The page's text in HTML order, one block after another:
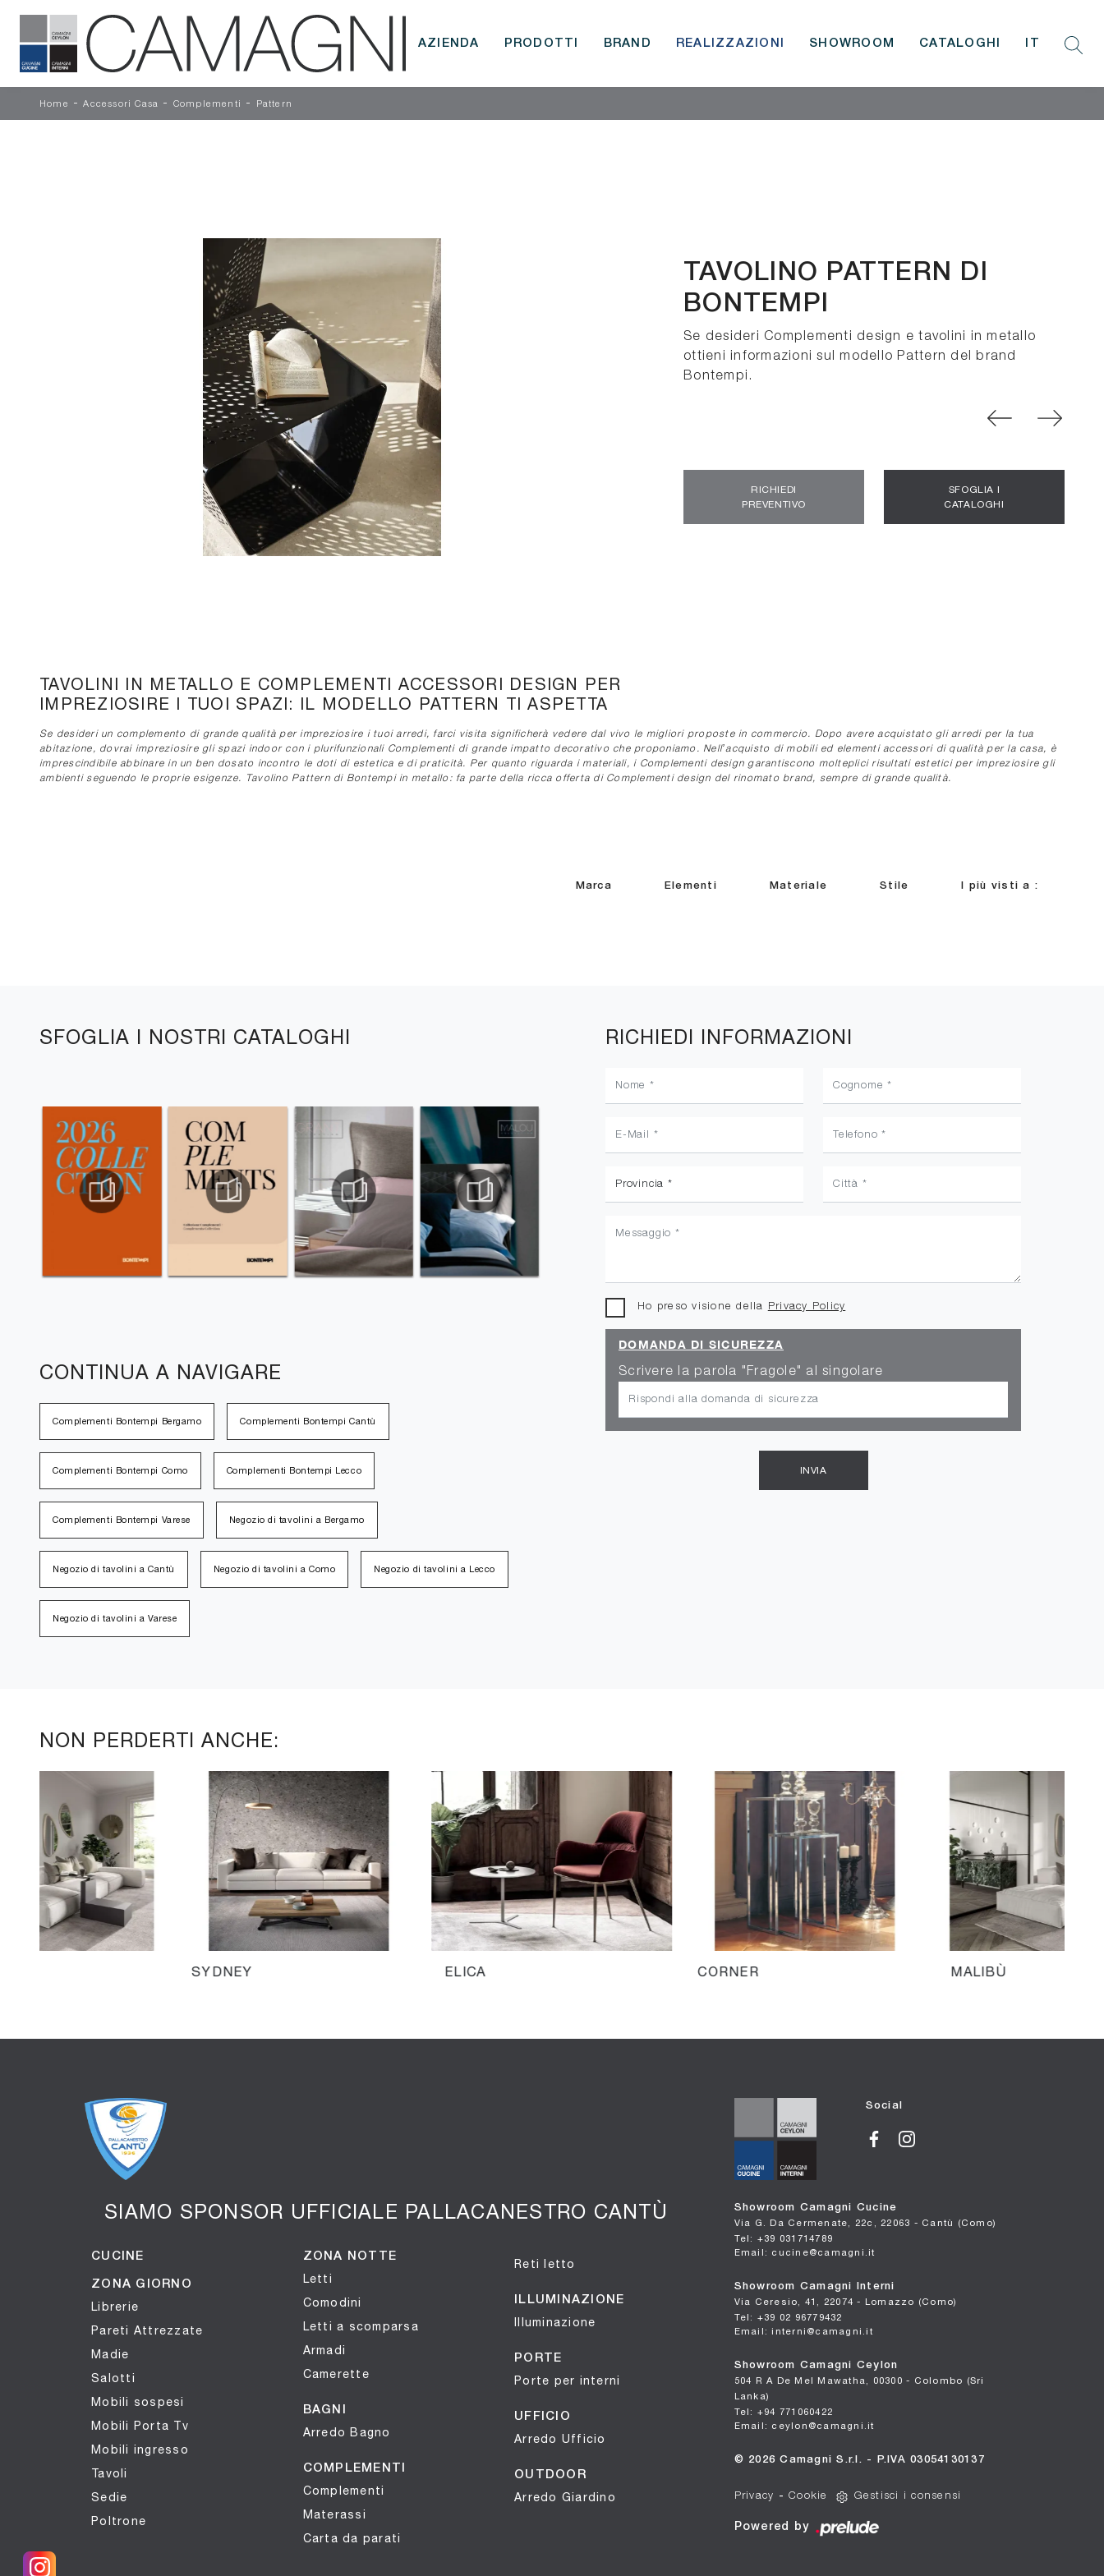
AZIENDA PRODOTTI BRAND REALIZZAZIONI SHOWROOM CATALOGHI
Home -Accessori Casa - Complementi - Pattern
TAVOLINI IN METALLO E COMPLEMENTI ACCESSORI DESIGN PER
IMPREZIOSIRE I TUOI SPAZI: IL MODELLO PATTERN TI ASPETTA
Se desideri un complemento di grande qualità per impreziosire i tuoi arredi, farci visita significherà vedere dal vivo le migliori proposte in commercio. Dopo avere acquistato gli arredi per la tua
abitazione, dovrai impreziosire gli spazi indoor con i plurifunzionali Complementi di grande impatto decorativo che proponiamo. Nell’acquisto di mobili ed elementi accessori di qualità per la casa, è
imprescindibile abbinare in un ben dosato incontro le doti di estetica e di praticità. Per quanto riguarda i materiali, i Complementi design garantiscono molteplici risultati estetici per impreziosire gli
ambienti seguendo le proprie esigenze. Tavolino Pattern di Bontempi in metallo: fa parte della ricca offerta di Complementi design del rinomato brand, sempre di grande qualità.
TAVOLINO PATTERN DI
BONTEMPI
Se desideri Complementi design e tavolini in metallo
ottieni informazioni sul modello Pattern del brand
Bontempi.
RICHIEDI
PREVENTIVO
SFOGLIA I
CATALOGHI
Marca Elementi Materiale Stile I più visti a :
SFOGLIA I NOSTRI CATALOGHI
CONTINUA A NAVIGARE
Complementi Bontempi Bergamo Complementi Bontempi Cantù
Complementi Bontempi Como Complementi Bontempi Lecco
Complementi Bontempi Varese Negozio di tavolini a Bergamo
Negozio di tavolini a Cantù Negozio di tavolini a Como Negozio di tavolini a Lecco
Negozio di tavolini a Varese
RICHIEDI INFORMAZIONI
Ho preso visione della Privacy Policy
DOMANDA DI SICUREZZA
Scrivere la parola "Fragole" al singolare
INVIA
NON PERDERTI ANCHE:
SYDNEY ELICA CORNER MALIBÙ
SIAMO SPONSOR UFFICIALE PALLACANESTRO CANTÙ
CUCINE
ZONA GIORNO
Librerie
Pareti Attrezzate
Madie
Salotti
Mobili sospesi
Mobili Porta Tv
Mobili ingresso
Tavoli
Sedie
Poltrone
ZONA NOTTE
Letti
Comodini
Letti a scomparsa
Armadi
Camerette
BAGNI
Arredo Bagno
COMPLEMENTI
Complementi
Materassi
Carta da parati
Reti letto
ILLUMINAZIONE
Illuminazione
PORTE
Porte per interni
UFFICIO
Arredo Ufficio
OUTDOOR
Arredo Giardino
Social
Showroom Camagni Cucine
Via G. Da Cermenate, 22c, 22063 - Cantù (Como)
Tel: +39 031714789
Email: cucine@camagni.it
Showroom Camagni Interni
Via Ceresio, 41, 22074 - Lomazzo (Como)
Tel: +39 02 96779432
Email: interni@camagni.it
Showroom Camagni Ceylon
504 R A De Mel Mawatha, 00300 - Colombo (Sri
Lanka)
Tel: +94 771060422
Email: ceylon@camagni.it
© 2026 Camagni S.r.l. - P.IVA 03054130137
Privacy -Cookie Gestisci i consensi
Powered by